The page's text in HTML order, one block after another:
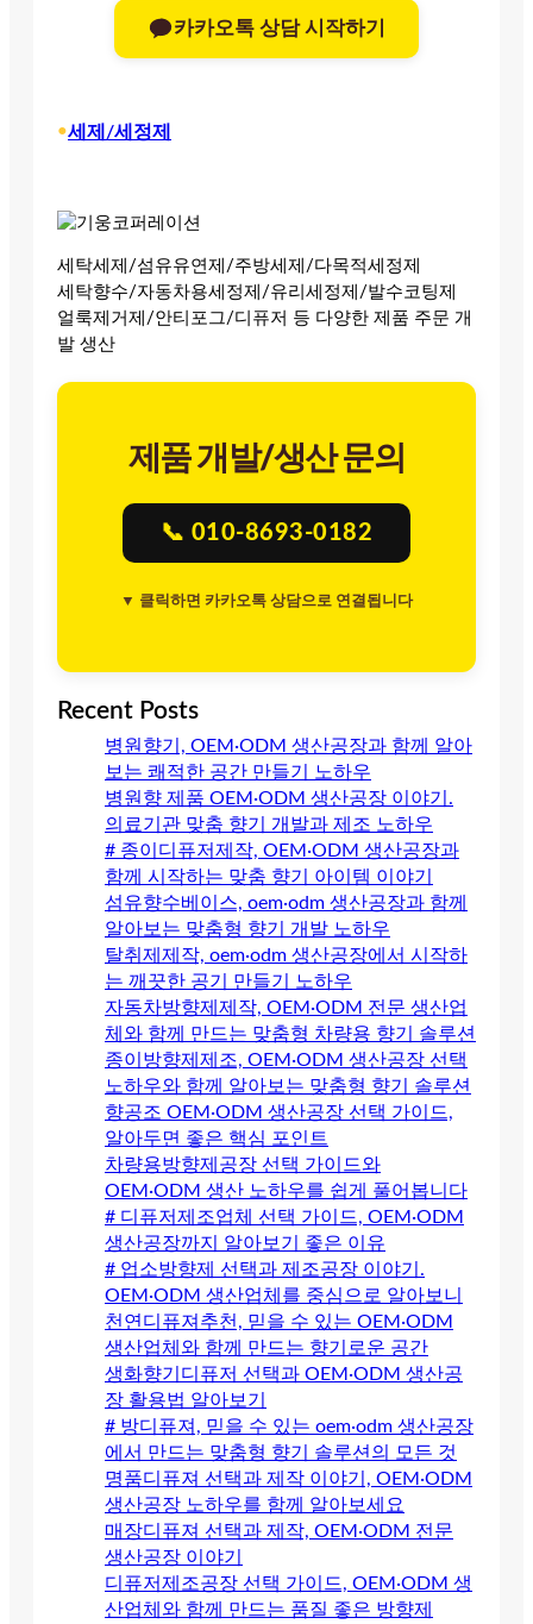
카카오톡 상담 시작하기
•세제/세정제
세탁세제/섬유유연제/주방세제/다목적세정제
세탁향수/자동차용세정제/유리세정제/발수코팅제
얼룩제거제/안티포그/디퓨저 등 다양한 제품 주문 개
발 생산
제품 개발/생산 문의
📞 010-8693-0182
▼ 클릭하면 카카오톡 상담으로 연결됩니다
Recent Posts
병원향기, OEM·ODM 생산공장과 함께 알아
보는 쾌적한 공간 만들기 노하우
병원향 제품 OEM·ODM 생산공장 이야기.
의료기관 맞춤 향기 개발과 제조 노하우
# 종이디퓨저제작, OEM·ODM 생산공장과
함께 시작하는 맞춤 향기 아이템 이야기
섬유향수베이스, oem·odm 생산공장과 함께
알아보는 맞춤형 향기 개발 노하우
탈취제제작, oem·odm 생산공장에서 시작하
는 깨끗한 공기 만들기 노하우
자동차방향제제작, OEM·ODM 전문 생산업
체와 함께 만드는 맞춤형 차량용 향기 솔루션
종이방향제제조, OEM·ODM 생산공장 선택
노하우와 함께 알아보는 맞춤형 향기 솔루션
향공조 OEM·ODM 생산공장 선택 가이드,
알아두면 좋은 핵심 포인트
차량용방향제공장 선택 가이드와
OEM·ODM 생산 노하우를 쉽게 풀어봅니다
# 디퓨저제조업체 선택 가이드, OEM·ODM
생산공장까지 알아보기 좋은 이유
# 업소방향제 선택과 제조공장 이야기.
OEM·ODM 생산업체를 중심으로 알아보니
천연디퓨져추천, 믿을 수 있는 OEM·ODM
생산업체와 함께 만드는 향기로운 공간
생화향기디퓨저 선택과 OEM·ODM 생산공
장 활용법 알아보기
# 방디퓨져, 믿을 수 있는 oem·odm 생산공장
에서 만드는 맞춤형 향기 솔루션의 모든 것
명품디퓨져 선택과 제작 이야기, OEM·ODM
생산공장 노하우를 함께 알아보세요
매장디퓨져 선택과 제작, OEM·ODM 전문
생산공장 이야기
디퓨저제조공장 선택 가이드, OEM·ODM 생
산업체와 함께 만드는 품질 좋은 방향제